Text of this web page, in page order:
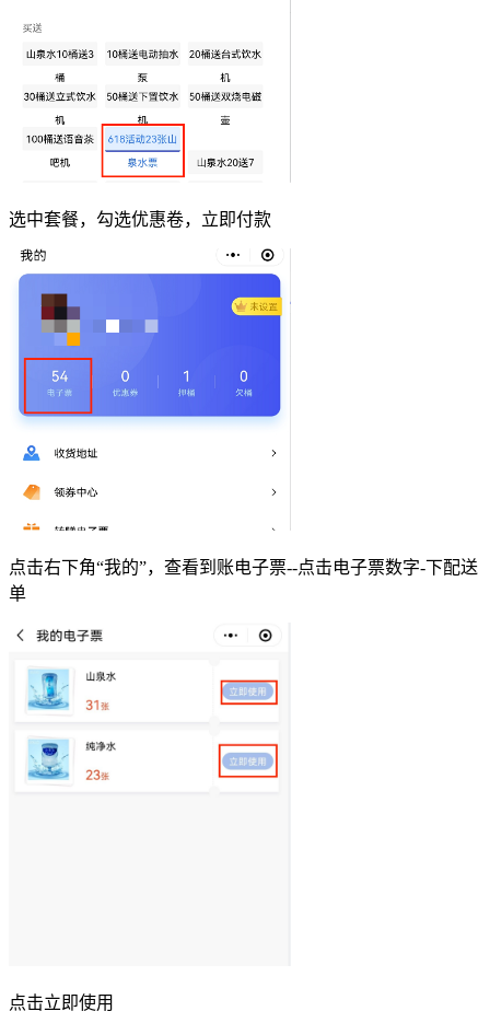
选中套餐，勾选优惠卷，立即付款
点击右下角“我的”，查看到账电子票--点击电子票数字-下配送
单
点击立即使用